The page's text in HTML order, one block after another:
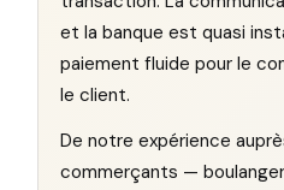
et la banque est quasi
paiement fluide pour le
le client.
De notre expérience
commerçants —